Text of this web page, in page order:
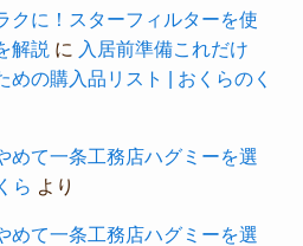
クに！スターフィルターを使
解説 に 入居前準備これだけ
めの購入品リスト | おくらのく
めて一条工務店ハグミーを選
ら より
めて一条工務店ハグミーを選